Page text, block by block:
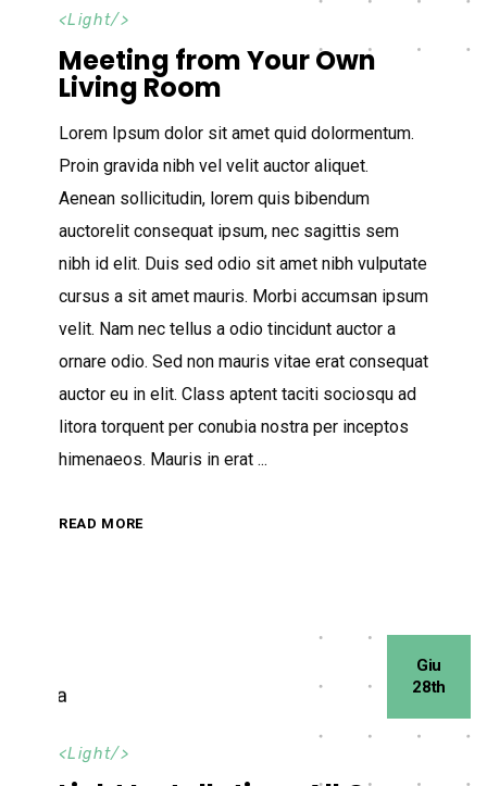
<Light/>
Meeting from Your Own
Living Room
Lorem Ipsum dolor sit amet quid dolormentum.
Proin gravida nibh vel velit auctor aliquet.
Aenean sollicitudin, lorem quis bibendum
auctorelit consequat ipsum, nec sagittis sem
nibh id elit. Duis sed odio sit amet nibh vulputate
cursus a sit amet mauris. Morbi accumsan ipsum
velit. Nam nec tellus a odio tincidunt auctor a
ornare odio. Sed non mauris vitae erat consequat
auctor eu in elit. Class aptent taciti sociosqu ad
litora torquent per conubia nostra per inceptos
himenaeos. Mauris in erat
READ MORE
Giu
28th
<Light/>